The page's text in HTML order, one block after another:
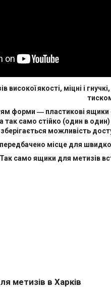
високої якості, міцні і
форми ― пластикові ящики
так само стійко (один в
зберігається можливість
місце для
Так само ящики для метизів
метизів в Харків